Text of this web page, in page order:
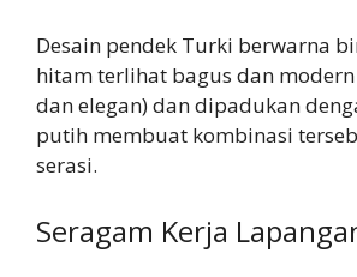
Desain pendek Turki berwarna
hitam terlihat bagus dan modern
dan elegan) dan dipadukan
putih membuat kombinasi
serasi.
Seragam Kerja